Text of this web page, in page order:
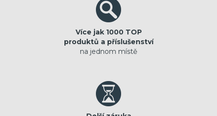
Více jak 1000 TOP
produktů a příslušenství
na jednom místě